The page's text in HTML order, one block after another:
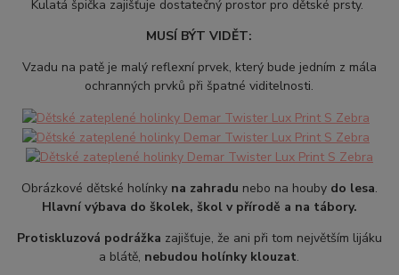
Kulatá špička zajišťuje dostatečný prostor pro dětské prsty.
MUSÍ BÝT VIDĚT:
Vzadu na patě je malý reflexní prvek, který bude jedním z mála
ochranných prvků při špatné viditelnosti.
Obrázkové dětské holínky na zahradu nebo na houby do lesa.
Hlavní výbava do školek, škol v přírodě a na tábory.
Protiskluzová podrážka zajišťuje, že ani při tom největším lijáku
a blátě, nebudou holínky klouzat.